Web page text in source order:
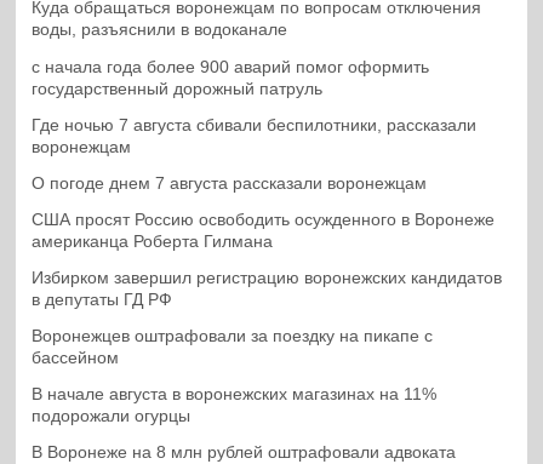
Куда обращаться воронежцам по вопросам отключения
воды, разъяснили в водоканале
с начала года более 900 аварий помог оформить
государственный дорожный патруль
Где ночью 7 августа сбивали беспилотники, рассказали
воронежцам
О погоде днем 7 августа рассказали воронежцам
США просят Россию освободить осужденного в Воронеже
американца Роберта Гилмана
Избирком завершил регистрацию воронежских кандидатов
в депутаты ГД РФ
Воронежцев оштрафовали за поездку на пикапе с
бассейном
В начале августа в воронежских магазинах на 11%
подорожали огурцы
В Воронеже на 8 млн рублей оштрафовали адвоката